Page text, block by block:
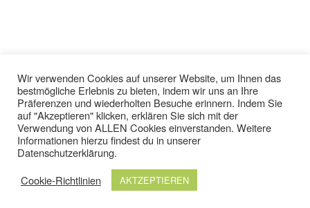
ONLINE SHOP
BACK TO TOP
© 2024 TOP FIT STUDIOS. ALLE RECHTE VORBEHALTEN.
IMPRESSUM DATENSCHUTZ
/
AGB / WIDERRUFSBELEHRUNG
Wir verwenden Cookies auf unserer Website, um Ihnen das
bestmögliche Erlebnis zu bieten, indem wir uns an Ihre
Präferenzen und wiederholten Besuche erinnern. Indem Sie
auf "Akzeptieren" klicken, erklären Sie sich mit der
Verwendung von ALLEN Cookies einverstanden. Weitere
Informationen hierzu findest du in unserer
Datenschutzerklärung.
Cookie-Richtlinien
AKTZEPTIEREN